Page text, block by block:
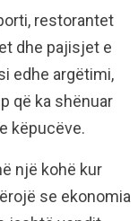
restorantet
dhe pajisjet e
edhe argëtimi,
që ka shënuar
këpucëve.
një kohë kur
se ekonomia